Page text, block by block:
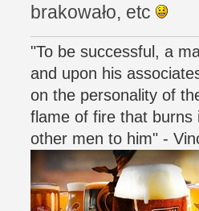
brakowało, etc
"To be successful, a
and upon his
on the personality of
flame of fire that burns
other men to him" -